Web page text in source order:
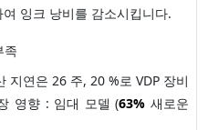
잉크 낭비를 감소시킵니다.
족
지연은 26 주, 20 %로 VDP 장비
영향 : 임대 모델 (63% 새로운